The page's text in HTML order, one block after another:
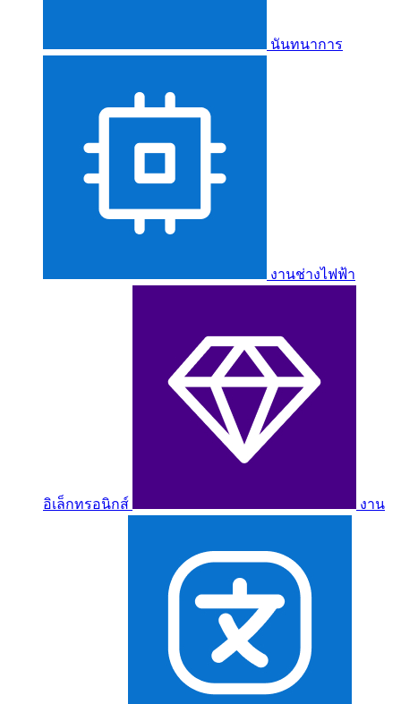
นันทนาการ
งานช่างไฟฟ้า
อิเล็กทรอนิกส์ งาน